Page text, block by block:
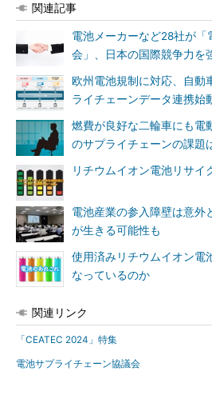
関連記事
電池メーカーなど28社が
会」、日本の国際競争力を
欧州電池規制に対応、自動
ライチェーンデータ連携始
燃費が良好な二輪車にも電
のサプライチェーンの課題
リチウムイオン電池リサイ
電池産業の参入障壁は意
が生きる可能性も
使用済みリチウムイオン電
なっているのか
関連リンク
「CEATEC 2024」特集
電池サプライチェーン協議会